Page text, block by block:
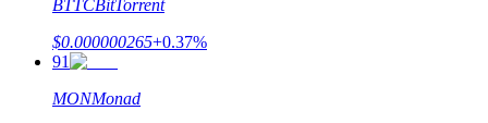
BTTCBitTorrent
$0.000000265+0.37%
91
MONMonad